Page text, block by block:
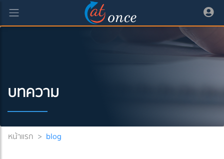
บทความ
หน้าแรก > blog